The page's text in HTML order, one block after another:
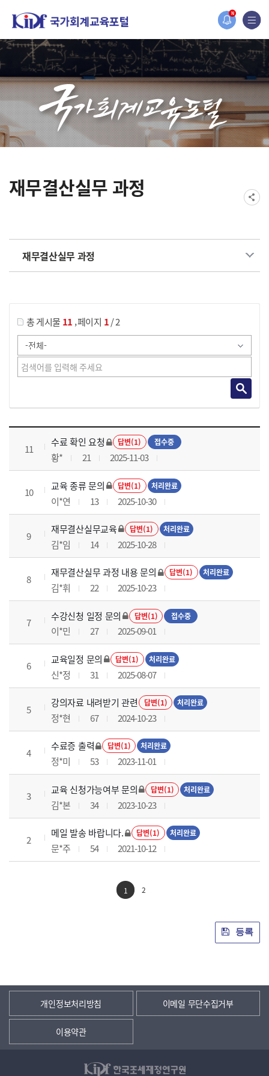
N
홈페이지가 새롭게 개편되었습니다.
한국조세재정연구원홈페이지가 새롭게 개설되었습니다.
재무결산실무 과정
재무결산실무 과정
총 게시물 11 ,페이지 1/ 2
재무결산실무 과정 목록 으로 번호, 제목, 작성자, 조회수, 등록 일로 나열 되고 있습니다.
11
수료 확인 요청 답변(1) 접수중
황* 21 2025-11-03
10
교육 종류 문의 답변(1) 처리완료
이*연 13 2025-10-30
9
재무결산실무교육 답변(1) 처리완료
김*임 14 2025-10-28
8
재무결산실무 과정 내용 문의 답변(1) 처리완료
김*휘 22 2025-10-23
7
수강신청 일정 문의 답변(1) 접수중
이*민 27 2025-09-01
6
교육일정 문의 답변(1) 처리완료
신*정 31 2025-08-07
5
강의자료 내려받기 관련 답변(1) 처리완료
정*현 67 2024-10-23
4
수료증 출력 답변(1) 처리완료
정*미 53 2023-11-01
3
교육 신청가능여부 문의 답변(1) 처리완료
김*본 34 2023-10-23
2
메일 발송 바랍니다. 답변(1) 처리완료
문*주 54 2021-10-12
1 2
등록
개인정보처리방침 이메일 무단수집거부
이용약관